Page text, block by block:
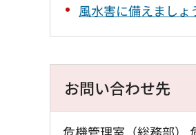
風水害に備えましょ
お問い合わせ先